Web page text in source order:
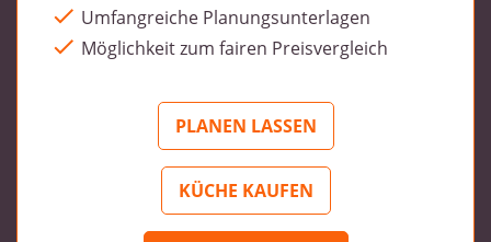
Umfangreiche Planungsunterlagen
Möglichkeit zum fairen Preisvergleich
PLANEN LASSEN
KÜCHE KAUFEN